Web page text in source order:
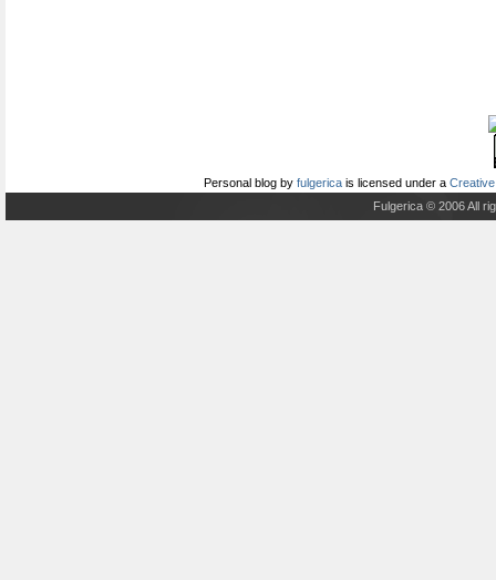
Personal blog by fulgerica is licensed under a
Fulgerica © 2006 All